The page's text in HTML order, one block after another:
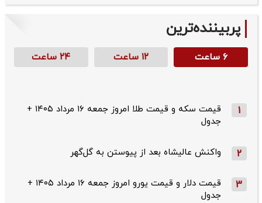
پربیننده‌ترین
۶ ساعت ۱۲ ساعت ۲۴ ساعت
1
قیمت سکه و قیمت طلا امروز جمعه ۱۶ مرداد ۱۴۰۵ +
جدول
2 واکنش عالیشاه بعد از پیوستن به گل‌گهر
3
قیمت دلار و قیمت یورو امروز جمعه ۱۶ مرداد ۱۴۰۵ +
جدول